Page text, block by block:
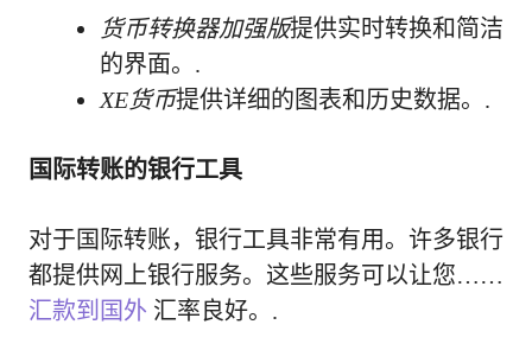
货币转换器加强版提供实时转换和简洁
的界面。.
XE货币提供详细的图表和历史数据。.
国际转账的银行工具
对于国际转账，银行工具非常有用。许多银行
都提供网上银行服务。这些服务可以让您……
汇款到国外 汇率良好。.